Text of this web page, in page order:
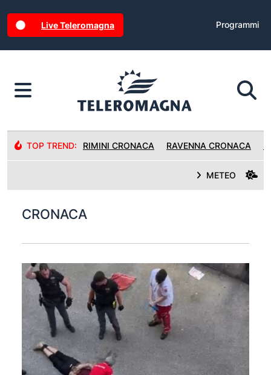
Live Teleromagna Programmi
TOP TREND: RIMINI CRONACA RAVENNA CRONACA
METEO
CRONACA